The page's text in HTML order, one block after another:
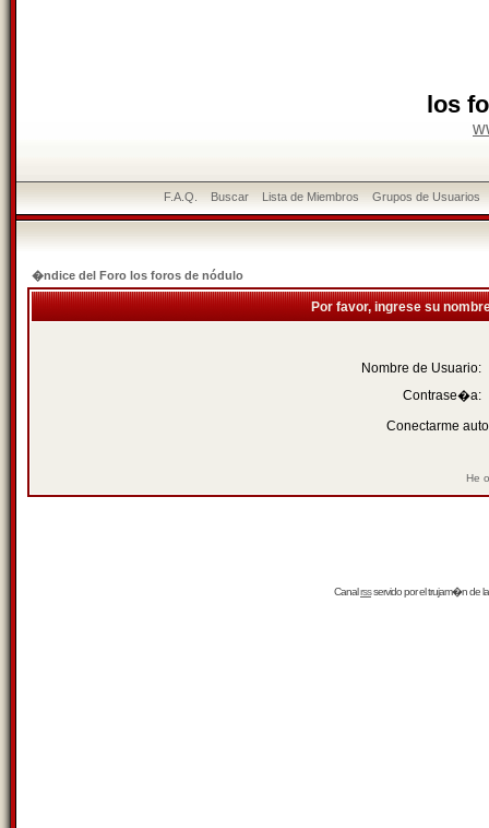
los
F.A.Q. Buscar Lista de Miembros Grupos de Usuarios
�ndice del Foro los foros de nódulo
Por favor, ingrese su
Nombre de Usuario:
Contrase�a:
Conectarme
He
Canalrssservido por eltrujam�nde